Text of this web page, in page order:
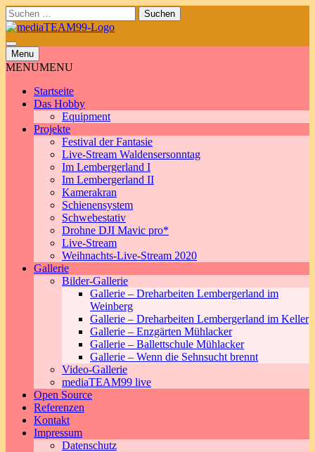
Skip
to
content
Suchen
nach:
Menu
MENUMENU
Startseite
Das Hobby
Equipment
Projekte
Festival der Fantasie
Live-Stream Waldensersonntag
Im Lembergerland I
Im Lembergerland II
Kamerakran
Schienensystem
Schwebestativ
Drohne DJI Mavic pro*
Live-Stream
Weihnachts-Live-Stream 2020
Gallerie
Bilder-Gallerie
Gallerie – Dreharbeiten Lembergerland im
Weinberg
Gallerie – Dreharbeiten Lembergerland im Keller
Gallerie – Enzgärten Mühlacker
Gallerie – Ballettschule Mühlacker
Gallerie – Wenn die Sehnsucht brennt
Video-Gallerie
mediaTEAM99 live
Open Source
Referenzen
Kontakt
Impressum
Datenschutz